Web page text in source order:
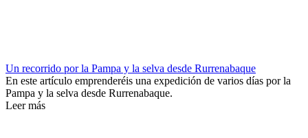
Un recorrido por la Pampa y la selva desde Rurrenabaque
En este artículo emprenderéis una expedición de varios días por la
Pampa y la selva desde Rurrenabaque.
Leer más